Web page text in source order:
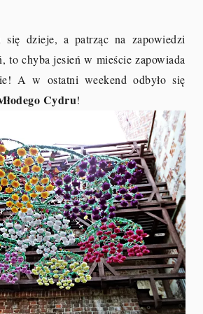
dzieje, a patrząc na zapowiedzi
to chyba jesień w mieście zapowiada
A w ostatni weekend odbyło się
Cydru!